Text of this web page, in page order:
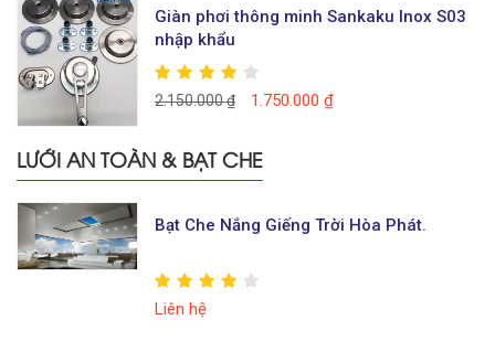
Giàn phơi thông minh Sankaku Inox S03
nhập khẩu
2.150.000₫ 1.750.000 ₫
LƯỚI AN TOÀN & BẠT CHE
Bạt Che Nắng Giếng Trời Hòa Phát.
Liên hệ